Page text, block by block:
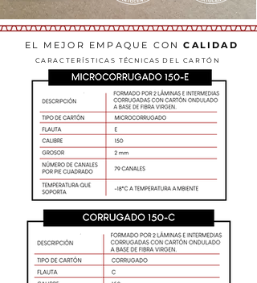
EL MEJOR EMPAQUE CONCALIDAD
CARACTERÍSTICASTÉCNICAS DEL CARTÓN